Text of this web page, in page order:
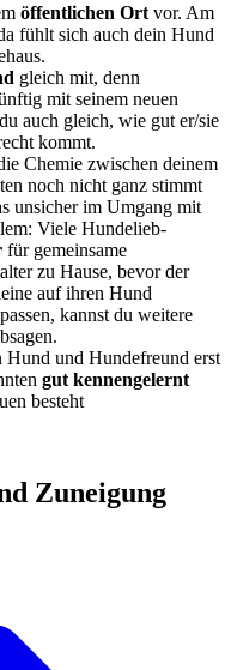
öffentlichen Ort vor. Am
fühlt sich auch dein Hund
gleich mit, denn
mit seinem neuen
auch gleich, wie gut er/sie
kommt.
Chemie zwischen deinem
noch nicht ganz stimmt
unsicher im Umgang mit
Viele Hundelieb-
für gemeinsame
zu Hause, bevor der
auf ihren Hund
kannst du weitere
Hund und Hundefreund erst
gut kennengelernt
besteht
Zuneigung